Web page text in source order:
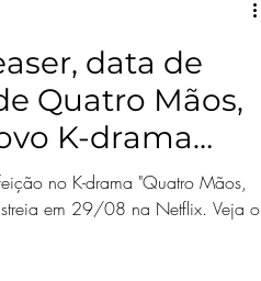
data de
Quatro Mãos,
K-drama
Lee Jun-young
no K-drama "Quatro Mãos,
em 29/08 na Netflix. Veja o